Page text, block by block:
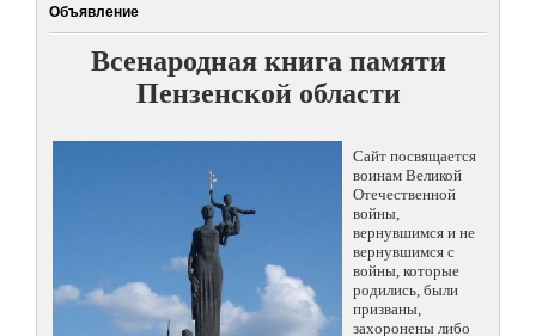
Объявление
Всенародная книга памяти
Пензенской области
Сайт посвящается
воинам Великой
Отечественной
войны,
вернувшимся и не
вернувшимся с
войны, которые
родились, были
призваны,
захоронены либо